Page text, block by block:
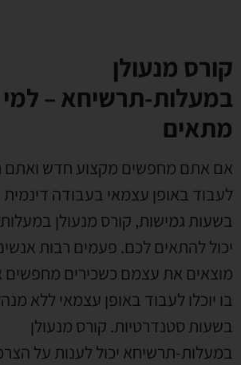
קורס מנעולן
במעלות-תרשיחא – למי
מתאים
אם אתם מחפשים מקצוע חדש ואתם
לעבוד באופן עצמאי בעבודה
בשעות גמישות, קורס מנעולן
יכול להתאים לכם. פעמים רבות
מוצאים את עצמם כשכירים מחפשים
בו יוכלו לעבוד באופן עצמאי ללא
בשעות סטנדרטיות. קורס מנעולן
במעלות-תרשיחא יכול לענות על